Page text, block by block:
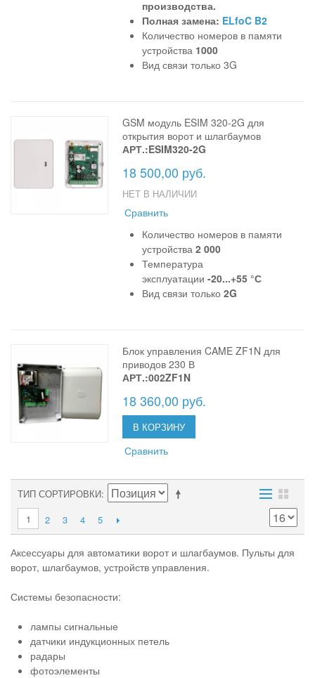
производства.
Полная замена: ELfoC B2
Количество номеров в памяти
устройства 1000
Вид связи только 3G
GSM модуль ESIM 320-2G для
открытия ворот и шлагбаумов
АРТ.:ESIM320-2G
18 500,00 руб.
НЕТ В НАЛИЧИИ
Сравнить
Количество номеров в памяти
устройства2 000
Температура
эксплуатации-20...+55 °С
Вид связи только2G
Блок управления CAME ZF1N для
приводов 230 В
АРТ.:002ZF1N
18 360,00 руб.
В КОРЗИНУ
Сравнить
ТИП СОРТИРОВКИ
1
2 3 4 5
Аксессуары для автоматики ворот и шлагбаумов. Пульты для
ворот, шлагбаумов, устройств управления.
Системы безопасности:
лампы сигнальные
датчики индукционных петель
радары
фотоэлементы